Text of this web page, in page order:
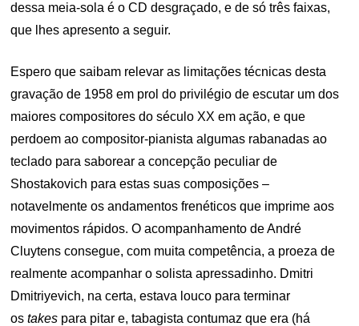
dessa meia-sola é o CD desgraçado, e de só três faixas,
que lhes apresento a seguir.
Espero que saibam relevar as limitações técnicas desta
gravação de 1958 em prol do privilégio de escutar um dos
maiores compositores do século XX em ação, e que
perdoem ao compositor-pianista algumas rabanadas ao
teclado para saborear a concepção peculiar de
Shostakovich para estas suas composições –
notavelmente os andamentos frenéticos que imprime aos
movimentos rápidos. O acompanhamento de André
Cluytens consegue, com muita competência, a proeza de
realmente acompanhar o solista apressadinho. Dmitri
Dmitriyevich, na certa, estava louco para terminar
ostakes para pitar e, tabagista contumaz que era (há